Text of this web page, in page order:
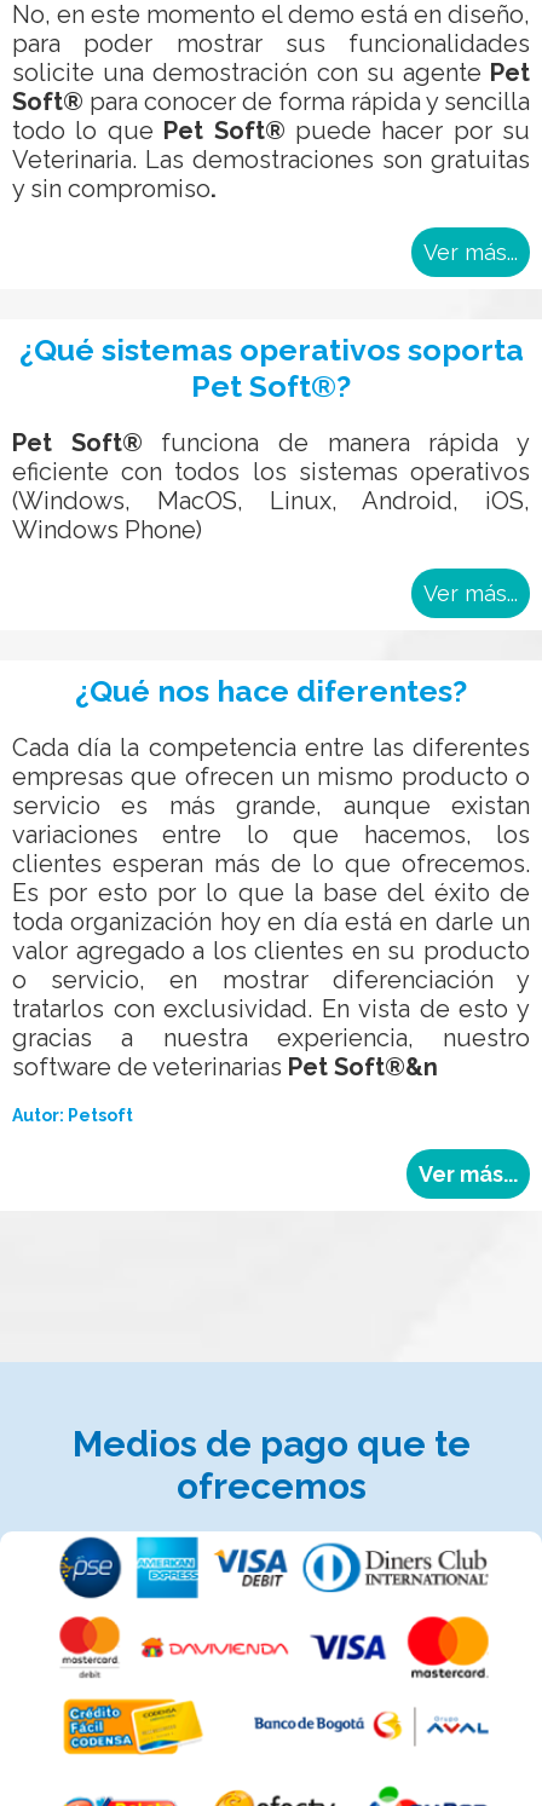
No, en este momento el demo está en diseño,
para poder mostrar sus funcionalidades
solicite una demostración con su agente Pet
Soft® para conocer de forma rápida y sencilla
todo lo que Pet Soft® puede hacer por su
Veterinaria. Las demostraciones son gratuitas
y sin compromiso.
Ver más...
¿Qué sistemas operativos soporta
Pet Soft®?
Pet Soft® funciona de manera rápida y
eficiente con todos los sistemas operativos
(Windows, MacOS, Linux, Android, iOS,
Windows Phone)
Ver más...
¿Qué nos hace diferentes?
Cada día la competencia entre las diferentes
empresas que ofrecen un mismo producto o
servicio es más grande, aunque existan
variaciones entre lo que hacemos, los
clientes esperan más de lo que ofrecemos.
Es por esto por lo que la base del éxito de
toda organización hoy en día está en darle un
valor agregado a los clientes en su producto
o servicio, en mostrar diferenciación y
tratarlos con exclusividad. En vista de esto y
gracias a nuestra experiencia, nuestro
software de veterinarias Pet Soft®&n
Autor: Petsoft
Ver más...
Medios de pago que te
ofrecemos